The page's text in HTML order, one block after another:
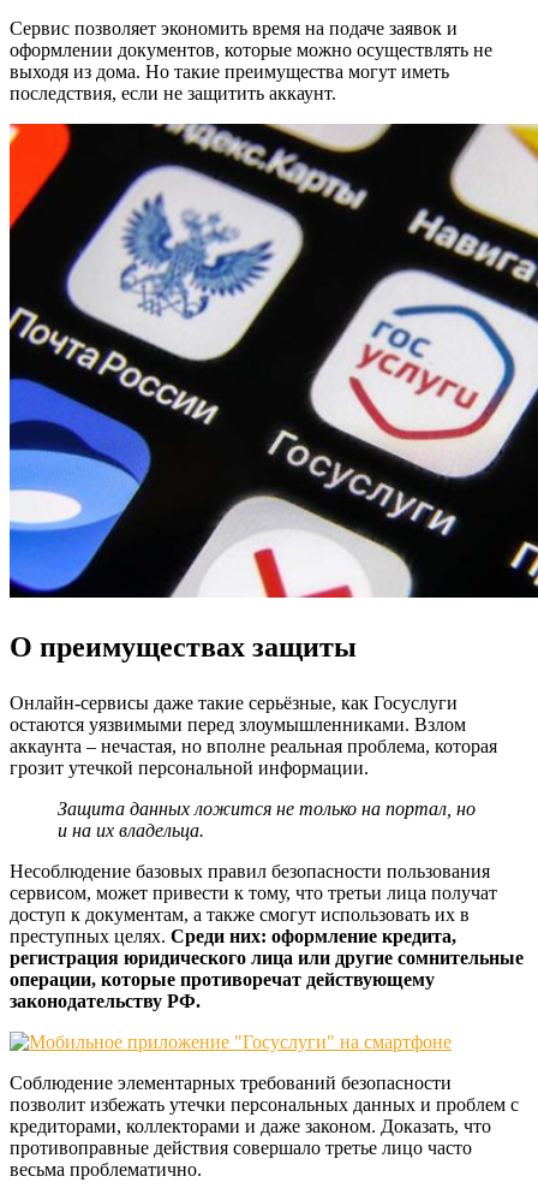
Сервис позволяет экономить время на подаче заявок и
оформлении документов, которые можно осуществлять не
выходя из дома. Но такие преимущества могут иметь
последствия, если не защитить аккаунт.
О преимуществах защиты
Онлайн-сервисы даже такие серьёзные, как Госуслуги
остаются уязвимыми перед злоумышленниками. Взлом
аккаунта – нечастая, но вполне реальная проблема, которая
грозит утечкой персональной информации.
Защита данных ложится не только на портал, но
и на их владельца.
Несоблюдение базовых правил безопасности пользования
сервисом, может привести к тому, что третьи лица получат
доступ к документам, а также смогут использовать их в
преступных целях. Среди них: оформление кредита,
регистрация юридического лица или другие сомнительные
операции, которые противоречат действующему
законодательству РФ.
Соблюдение элементарных требований безопасности
позволит избежать утечки персональных данных и проблем с
кредиторами, коллекторами и даже законом. Доказать, что
противоправные действия совершало третье лицо часто
весьма проблематично.